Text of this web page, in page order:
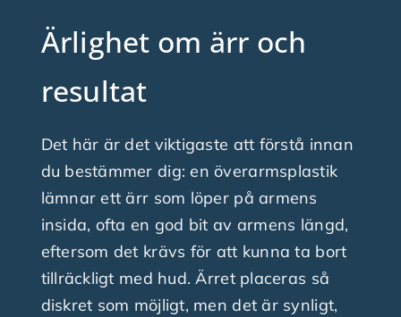
Ärlighet om ärr och
resultat
Det här är det viktigaste att förstå innan
du bestämmer dig: en överarmsplastik
lämnar ett ärr som löper på armens
insida, ofta en god bit av armens längd,
eftersom det krävs för att kunna ta bort
tillräckligt med hud. Ärret placeras så
diskret som möjligt, men det är synligt,